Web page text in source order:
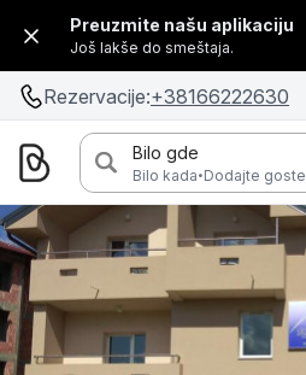
Preuzmite našu aplikaciju
Još lakše do smeštaja.
Rezervacije:+38166222630
Bilo gde
Bilo kada·Dodajte goste